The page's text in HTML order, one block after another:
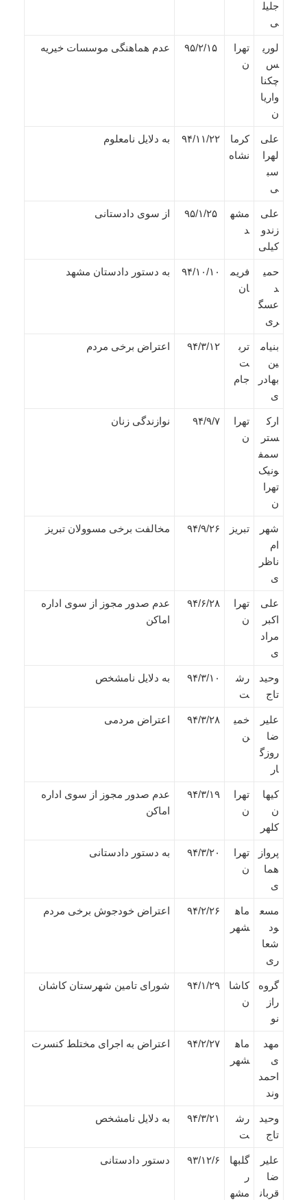
جلیل
ی
لوری
س
چکنا
واریا
ن
تهرا
ن
۹۵/۲/۱۵ عدم هماهنگی موسسات خیریه
علی
لهرا
سب
ی
کرما
نشاه
۹۴/۱۱/۲۲ به دلایل نامعلوم
علی
زندو
کیلی
مشه
د
۹۵/۱/۲۵ از سوی دادستانی
حمی
د
عسگ
ری
فریم
ان
۹۴/۱۰/۱۰ به دستور دادستان مشهد
بنیام
ین
بهادر
ی
ترب
ت
جام
۹۴/۳/۱۲ اعتراض برخی مردم
ارک
ستر
سمف
ونیک
تهرا
ن
تهرا
ن
۹۴/۹/۷ نوازندگی زنان
شهر
ام
ناظر
ی
تبریز ۹۴/۹/۲۶ مخالفت برخی مسوولان تبریز
علی
اکبر
مراد
ی
تهرا
ن
۹۴/۶/۲۸
عدم صدور مجوز از سوی اداره
اماکن
وحید
تاج
رش
ت
۹۴/۳/۱۰ به دلایل نامشخص
علیر
ضا
روزگ
ار
خمی
ن
۹۴/۳/۲۸ اعتراض مردمی
کیها
ن
کلهر
تهرا
ن
۹۴/۳/۱۹
عدم صدور مجوز از سوی اداره
اماکن
پرواز
هما
ی
تهرا
ن
۹۴/۳/۲۰ به دستور دادستانی
مسع
ود
شعا
ری
ماه
شهر
۹۴/۲/۲۶ اعتراض خودجوش برخی مردم
گروه
راز
نو
کاشا
ن
۹۴/۱/۲۹ شورای تامین شهرستان کاشان
مهد
ی
احمد
وند
ماه
شهر
۹۴/۲/۲۷ اعتراض به اجرای مختلط کنسرت
وحید
تاج
رش
ت
۹۴/۳/۲۱ به دلایل نامشخص
علیر
ضا
قربان
گلبها
ر
مشه
۹۳/۱۲/۶ دستور دادستانی